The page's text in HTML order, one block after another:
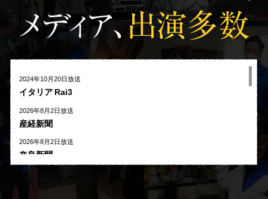
メディア、出演多数
2024年10月20日放送
イタリア Rai3
2026年8月2日放送
産経新聞
2026年8月2日放送
奈良新聞
2026年8月1日放送